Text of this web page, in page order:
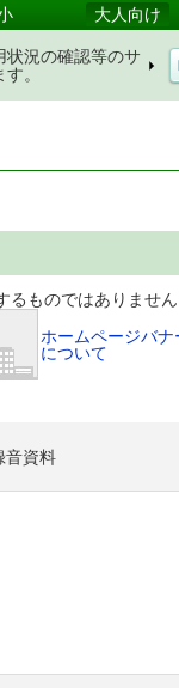
大人向け
状況の確認等のサ
。
はありません
ホームページバ
について
音資料